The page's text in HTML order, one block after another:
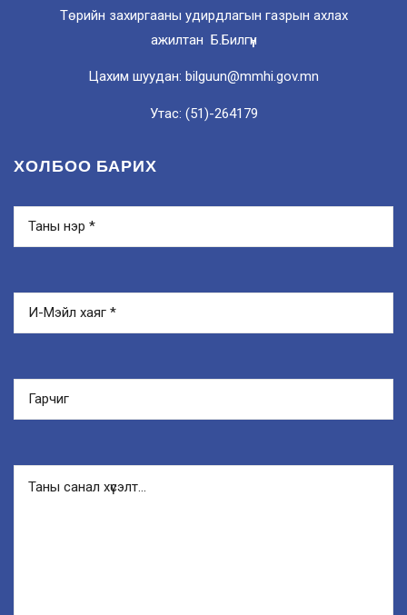
Төрийн захиргааны удирдлагын газрын ахлах
ажилтан Б.Билгүүн
Цахим шуудан: bilguun@mmhi.gov.mn
Утас: (51)-264179
ХОЛБОО БАРИХ